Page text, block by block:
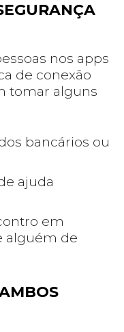
nos apps
de conexão
tomar alguns
bancários ou
ajuda
em
alguém de